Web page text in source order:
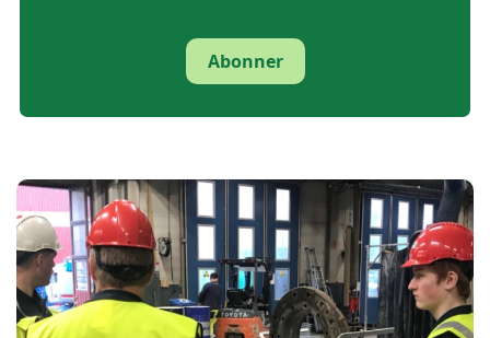
Abonner